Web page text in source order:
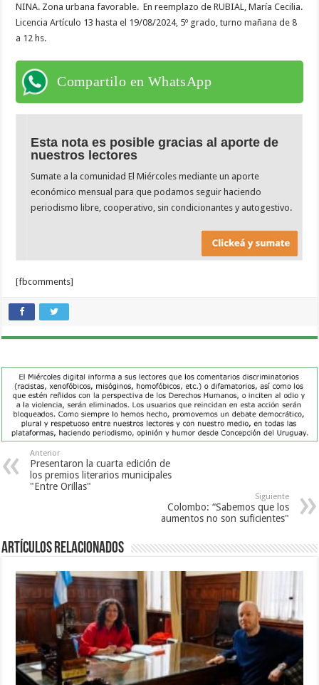
NINA. Zona urbana favorable. En reemplazo de RUBIAL, María Cecilia.
Licencia Artículo 13 hasta el 19/08/2024, 5º grado, turno mañana de 8
a 12 hs.
Compartilo en WhatsApp
Esta nota es posible gracias al aporte de
nuestros lectores
Sumate a la comunidad El Miércoles mediante un aporte
económico mensual para que podamos seguir haciendo
periodismo libre, cooperativo, sin condicionantes y autogestivo.
[fbcomments]
Anterior
Presentaron la cuarta edición de
los premios literarios municipales
"Entre Orillas"
Siguiente
Colombo: “Sabemos que los
aumentos no son suficientes"
Artículos Relacionados